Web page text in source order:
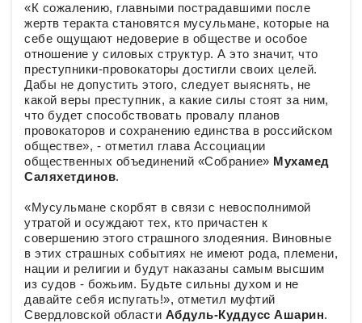
«К сожалению, главными пострадавшими после
жертв теракта становятся мусульмане, которые на
себе ощущают недоверие в обществе и особое
отношение у силовых структур. А это значит, что
преступники-провокаторы достигли своих целей.
Дабы не допустить этого, следует выяснять, не
какой веры преступник, а какие силы стоят за ним,
что будет способствовать провалу планов
провокаторов и сохранению единства в российском
обществе», - отметил глава Ассоциации
общественных объединений «Собрание» Мухамед
Саляхетдинов.
«Мусульмане скорбят в связи с невосполнимой
утратой и осуждают тех, кто причастен к
совершению этого страшного злодеяния. Виновные
в этих страшных событиях не имеют рода, племени,
нации и религии и будут наказаны самым высшим
из судов - божьим. Будьте сильны духом и не
давайте себя испугать!», отметил муфтий
Свердловской области Абдуль-Куддусс Ашарин.